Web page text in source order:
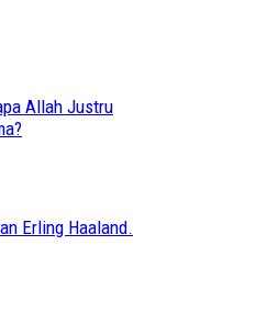
Allah Justru
Erling Haaland.